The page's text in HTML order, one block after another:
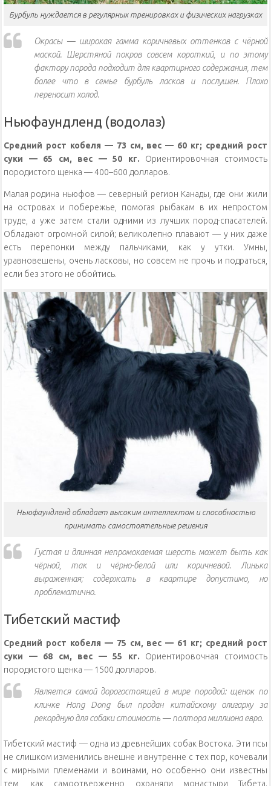
Бурбуль нуждается в регулярных тренировках и физических нагрузках
Окрасы — широкая гамма коричневых оттенков с чёрной
маской. Шерстяной покров совсем короткий, и по этому
фактору порода подходит для квартирного содержания, тем
более что в семье бурбуль ласков и послушен. Плохо
переносит холод.
Ньюфаундленд (водолаз)
Средний рост кобеля — 73 см, вес — 60 кг; средний рост
суки — 65 см, вес — 50 кг. Ориентировочная стоимость
породистого щенка — 400–600 долларов.
Малая родина ньюфов — северный регион Канады, где они жили
на островах и побережье, помогая рыбакам в их непростом
труде, а уже затем стали одними из лучших пород-спасателей.
Обладают огромной силой; великолепно плавают — у них даже
есть перепонки между пальчиками, как у утки. Умны,
уравновешены, очень ласковы, но совсем не прочь и подраться,
если без этого не обойтись.
Ньюфаундленд обладает высоким интеллектом и способностью
принимать самостоятельные решения
Густая и длинная непромокаемая шерсть может быть как
чёрной, так и чёрно-белой или коричневой. Линька
выраженная; содержать в квартире допустимо, но
проблематично.
Тибетский мастиф
Средний рост кобеля — 75 см, вес — 61 кг; средний рост
суки — 68 см, вес — 55 кг. Ориентировочная стоимость
породистого щенка — 1500 долларов.
Является самой дорогостоящей в мире породой: щенок по
кличке Hong Dong был продан китайскому олигарху за
рекордную для собаки стоимость — полтора миллиона евро.
Тибетский мастиф — одна из древнейших собак Востока. Эти псы
не слишком изменились внешне и внутренне с тех пор, кочевали
с мирными племенами и воинами, но особенно они известны
тем, как самоотверженно охраняли монастыри Тибета.